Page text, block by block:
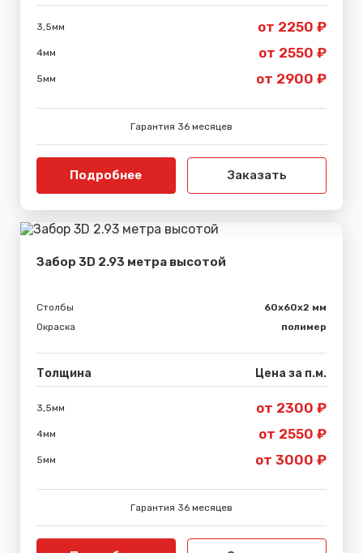
3,5мм от 2250 ₽
4мм от 2550 ₽
5мм от 2900 ₽
Гарантия 36 месяцев
Подробнее Заказать
Забор 3D 2.93 метра высотой
Столбы
60х60х2 мм
Окраска
полимер
Толщина Цена за п.м.
3,5мм от 2300 ₽
4мм от 2550 ₽
5мм от 3000 ₽
Гарантия 36 месяцев